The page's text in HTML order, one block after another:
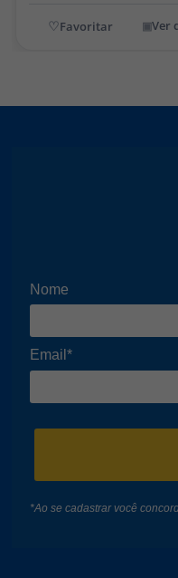
Ver
Nome
Email*
*Ao se cadastrar você